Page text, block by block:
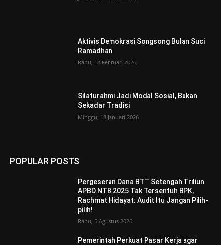
Aktivis Demokrasi Songsong Bulan Suci
Ramadhan
Rabu, 18 Februari 2026
Silaturahmi Jadi Modal Sosial, Bukan
Sekadar Tradisi
Minggu, 18 Januari 2026
POPULAR POSTS
Pergeseran Dana BTT Setengah Triliun
APBD NTB 2025 Tak Tersentuh BPK,
Rachmat Hidayat: Audit Itu Jangan Pilih-
pilih!
Rabu, 5 Agustus 2026
Pemerintah Perkuat Pasar Kerja agar